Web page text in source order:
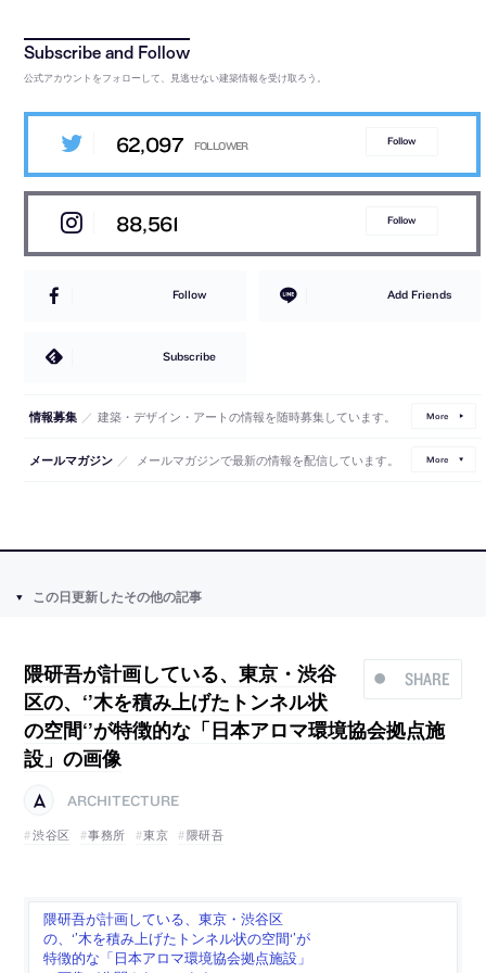
公式アカウントをフォローして、見逃せない建築情報を受け取ろう。
62,097 Follow
88,561 Follow
Follow Add Friends
Subscribe
情報募集 ／ 建築・デザイン・アートの情報を随時募集しています。 More
メールマガジン ／ メールマガジンで最新の情報を配信しています。 More
この日更新したその他の記事
SHARE
隈研吾が計画している、東京・渋谷
区の、‘’木を積み上げたトンネル状
の空間‘’が特徴的な「日本アロマ環境協会拠点施
設」の画像
ARCHITECTURE
渋谷区
事務所 東京 隈研吾
隈研吾が計画している、東京・渋谷区
の、‘’木を積み上げたトンネル状の空間‘’が
特徴的な「日本アロマ環境協会拠点施設」